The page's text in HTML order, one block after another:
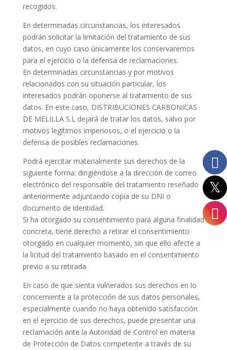
recogidos.
En determinadas circunstancias, los interesados
podrán solicitar la limitación del tratamiento de sus
datos, en cuyo caso únicamente los conservaremos
para el ejercicio o la defensa de reclamaciones.
En determinadas circunstancias y por motivos
relacionados con su situación particular, los
interesados podrán oponerse al tratamiento de sus
datos. En este caso, DISTRIBUCIONES CARBONICAS
DE MELILLA S.L dejará de tratar los datos, salvo por
motivos legítimos imperiosos, o el ejercicio o la
defensa de posibles reclamaciones.
Podrá ejercitar materialmente sus derechos de la
siguiente forma: dirigiéndose a la dirección de correo
electrónico del responsable del tratamiento reseñado
anteriormente adjuntando copia de su DNI o
documento de identidad.
Si ha otorgado su consentimiento para alguna finalidad
concreta, tiene derecho a retirar el consentimiento
otorgado en cualquier momento, sin que ello afecte a
la licitud del tratamiento basado en el consentimiento
previo a su retirada.
En caso de que sienta vulnerados sus derechos en lo
concerniente a la protección de sus datos personales,
especialmente cuando no haya obtenido satisfacción
en el ejercicio de sus derechos, puede presentar una
reclamación ante la Autoridad de Control en materia
de Protección de Datos competente a través de su